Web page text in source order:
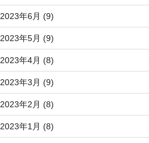
2023年6月 (9)
2023年5月 (9)
2023年4月 (8)
2023年3月 (9)
2023年2月 (8)
2023年1月 (8)